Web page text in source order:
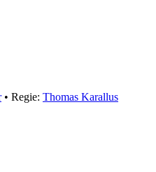
• Regie: Thomas Karallus